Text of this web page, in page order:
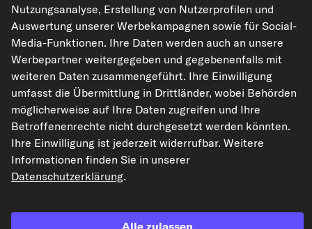
LEMFÖRDER Reparatursatz, Radaufhängung
Art.-Nr. 38228 01
Broschüre
30,10 €
UVP: 31,08 €
-3%
inkl. 20% MwSt.,zzgl. Versand
Sofort lieferbar
Nutzungsanalyse, Erstellung von Nutzerprofilen und
Auswertung unserer Werbekampagnen sowie für Social-
Media-Funktionen. Ihre Daten werden auch an unsere
Werbepartner weitergegeben und gegebenenfalls mit
weiteren Daten zusammengeführt. Ihre Einwilligung
umfasst die Übermittlung in Drittländer, wobei Behörden
möglicherweise auf Ihre Daten zugreifen und Ihre
Betroffenenrechte nicht durchgesetzt werden könnten.
Ihre Einwilligung ist jederzeit widerrufbar. Weitere
Informationen finden Sie in unserer
Datenschutzerklärung.
Alle zulassen